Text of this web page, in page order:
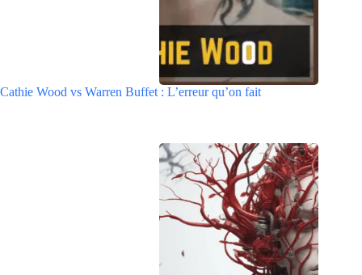
Cathie Wood vs Warren Buffet : L’erreur qu’on fait